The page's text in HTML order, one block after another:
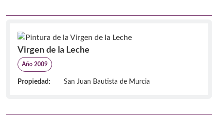
Virgen de la Leche
Año 2009
Propiedad: San Juan Bautista de Murcia